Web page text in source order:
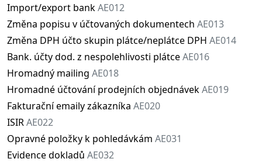
Import/export bankAE012
Změna popisu v účtovaných dokumentech AE013
Změna DPH účto skupin plátce/neplátce DPH AE014
Bank. účty dod. z nespolehlivosti plátceAE016
Hromadný mailing AE018
Hromadné účtování prodejních objednávekAE019
Fakturační emaily zákazníka AE020
ISIRAE022
Opravné položky k pohledávkám AE031
Evidence dokladů AE032